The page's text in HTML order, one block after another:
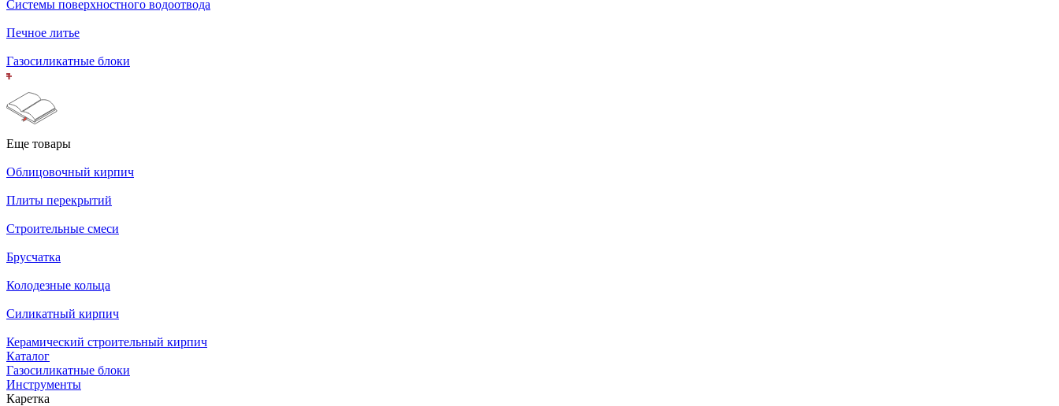
Системы поверхностного водоотвода
Печное литье
Газосиликатные блоки
Еще товары
Облицовочный кирпич
Плиты перекрытий
Строительные смеси
Брусчатка
Колодезные кольца
Силикатный кирпич
Керамический строительный кирпич
Каталог
Газосиликатные блоки
Инструменты
Каретка